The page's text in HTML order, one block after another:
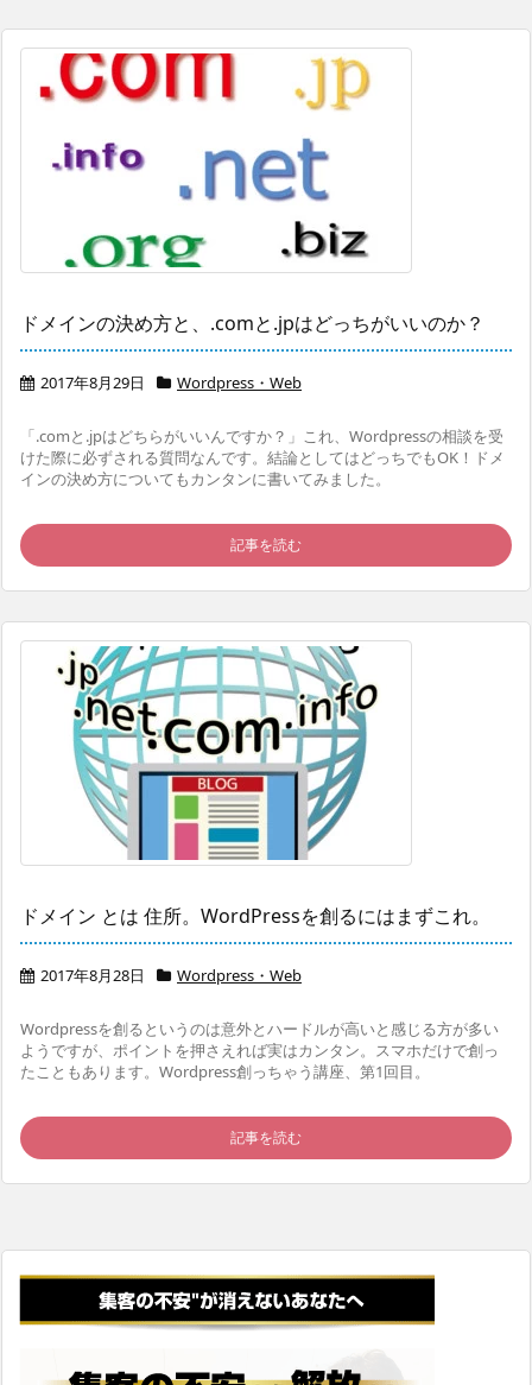
ドメインの決め方と、.comと.jpはどっちがいいのか？
2017年8月29日 Wordpress・Web
「.comと.jpはどちらがいいんですか？」これ、Wordpressの相談を受
けた際に必ずされる質問なんです。結論としてはどっちでもOK！ドメ
インの決め方についてもカンタンに書いてみました。
記事を読む
ドメイン とは 住所。WordPressを創るにはまずこれ。
2017年8月28日 Wordpress・Web
Wordpressを創るというのは意外とハードルが高いと感じる方が多い
ようですが、ポイントを押さえれば実はカンタン。スマホだけで創っ
たこともあります。Wordpress創っちゃう講座、第1回目。
記事を読む